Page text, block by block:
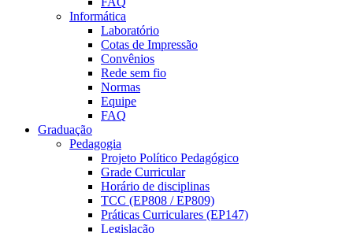
Informática
Laboratório
Cotas de Impressão
Convênios
Rede sem fio
Normas
Equipe
FAQ
Graduação
Pedagogia
Projeto Político Pedagógico
Grade Curricular
Horário de disciplinas
TCC (EP808 / EP809)
Práticas Curriculares (EP147)
Legislação